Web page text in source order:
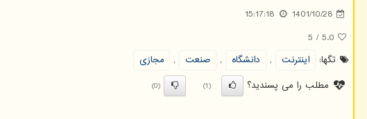
1401/10/28
15:17:18
5.0
/
5
تگها:
اینترنت , دانشگاه , صنعت ,
مجازی
مطلب را می پسندید؟
(1)
(0)